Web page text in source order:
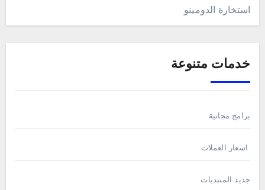
استخارة الدومينو
خدمات متنوعة
برامج مجانية
اسعار العملات
جديد المنتديات